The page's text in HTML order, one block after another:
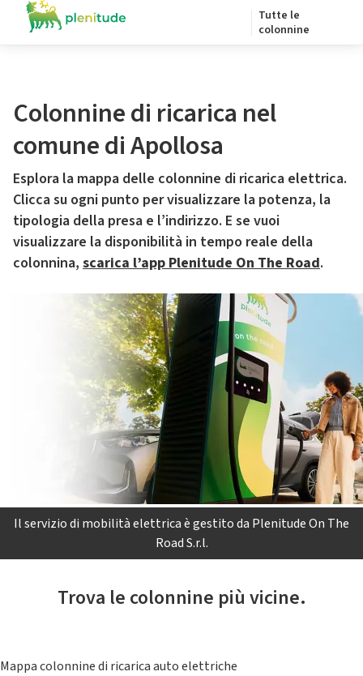
Tutte le
colonnine
Colonnine di ricarica nel
comune di Apollosa
Esplora la mappa delle colonnine di ricarica elettrica.
Clicca su ogni punto per visualizzare la potenza, la
tipologia della presa e l’indirizzo. E se vuoi
visualizzare la disponibilità in tempo reale della
colonnina, scarica l’app Plenitude On The Road.
Il servizio di mobilità elettrica è gestito da Plenitude On The
Road S.r.l.
Trova le colonnine più vicine.
Mappa colonnine di ricarica auto elettriche